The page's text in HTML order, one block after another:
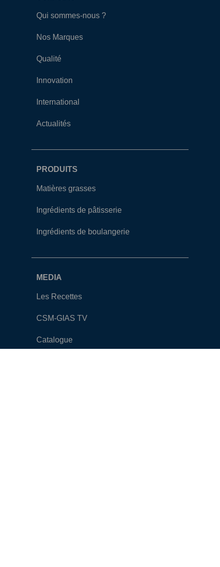
Qui sommes-nous ?
Nos Marques
Qualité
Innovation
International
Actualités
PRODUITS
Matières grasses
Ingrédients de pâtisserie
Ingrédients de boulangerie
MEDIA
Les Recettes
CSM-GIAS TV
Catalogue